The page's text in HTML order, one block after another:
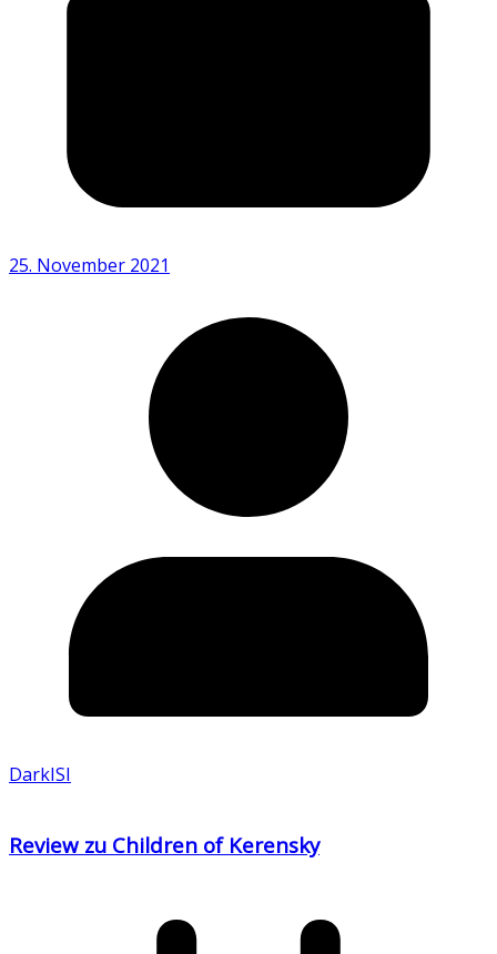
25. November 2021
DarkISI
Review zu Children of Kerensky